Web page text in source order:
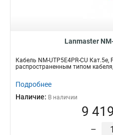
Lanmaster
Кабель NM-UTP5E4PR-CU
распространенным типом
Подробнее
Наличие: В наличии
9
–